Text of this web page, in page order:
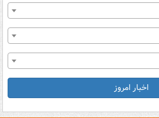
اخبار امروز